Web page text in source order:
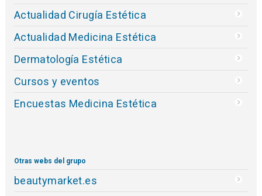
Actualidad Cirugía Estética
Actualidad Medicina Estética
Dermatología Estética
Cursos y eventos
Encuestas Medicina Estética
Otras webs del grupo
beautymarket.es